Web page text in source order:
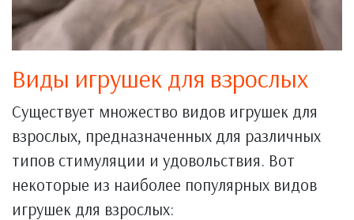
Виды игрушек для взрослых
Существует множество видов игрушек для
взрослых, предназначенных для различных
типов стимуляции и удовольствия. Вот
некоторые из наиболее популярных видов
игрушек для взрослых: